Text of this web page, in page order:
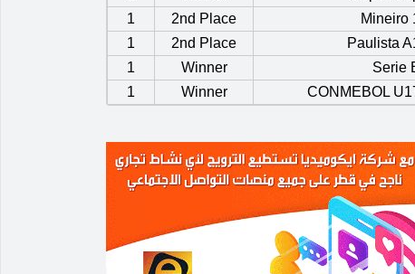
Mineiro
2nd Place
1
Paulista
2nd Place
1
Serie
Winner
1
CONMEBOL
Winner
1